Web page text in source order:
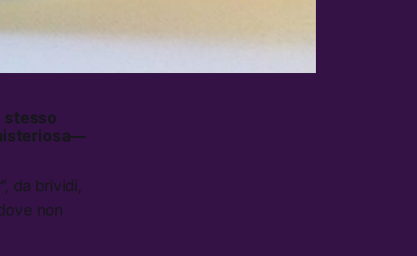
stesso
”, da brividi,
non